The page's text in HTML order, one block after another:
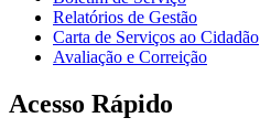
Relatórios de Gestão
Carta de Serviços ao Cidadão
Avaliação e Correição
Acesso Rápido